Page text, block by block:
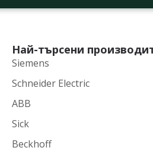
Най-търсени
Siemens
Schneider Electric
ABB
Sick
Beckhoff